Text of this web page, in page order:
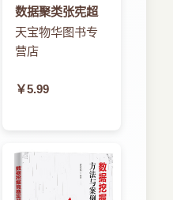
数据聚类张宪超
天宝物华图书专
营店
￥5.99